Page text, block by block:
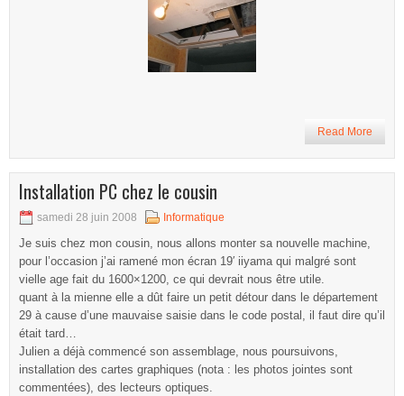
Read More
Installation PC chez le cousin
samedi 28 juin 2008 Informatique
Je suis chez mon cousin, nous allons monter sa nouvelle machine,
pour l’occasion j’ai ramené mon écran 19′ iiyama qui malgré sont
vielle age fait du 1600×1200, ce qui devrait nous être utile.
quant à la mienne elle a dût faire un petit détour dans le département
29 à cause d’une mauvaise saisie dans le code postal, il faut dire qu’il
était tard…
Julien a déjà commencé son assemblage, nous poursuivons,
installation des cartes graphiques (nota : les photos jointes sont
commentées), des lecteurs optiques.